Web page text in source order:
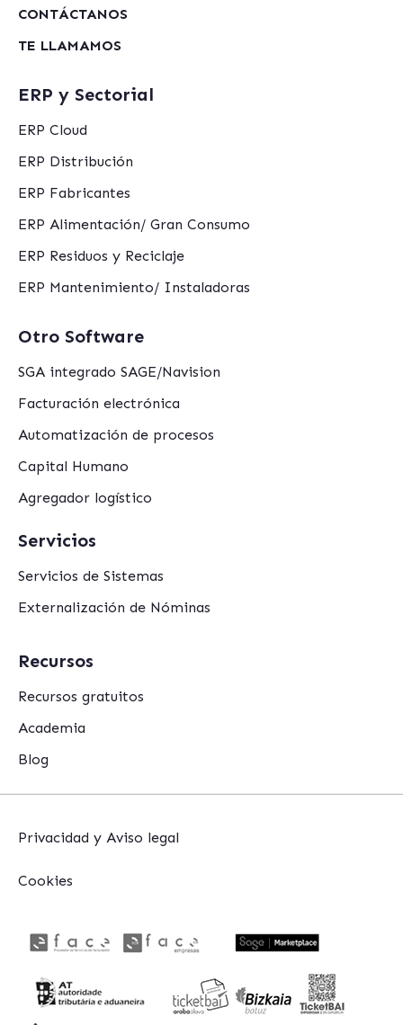
CONTÁCTANOS
TE LLAMAMOS
ERP y Sectorial
ERP Cloud
ERP Distribución
ERP Fabricantes
ERP Alimentación/ Gran Consumo
ERP Residuos y Reciclaje
ERP Mantenimiento/ Instaladoras
Otro Software
SGA integrado SAGE/Navision
Facturación electrónica
Automatización de procesos
Capital Humano
Agregador logístico
Servicios
Servicios de Sistemas
Externalización de Nóminas
Recursos
Recursos gratuitos
Academia
Blog
Privacidad y Aviso legal
Cookies